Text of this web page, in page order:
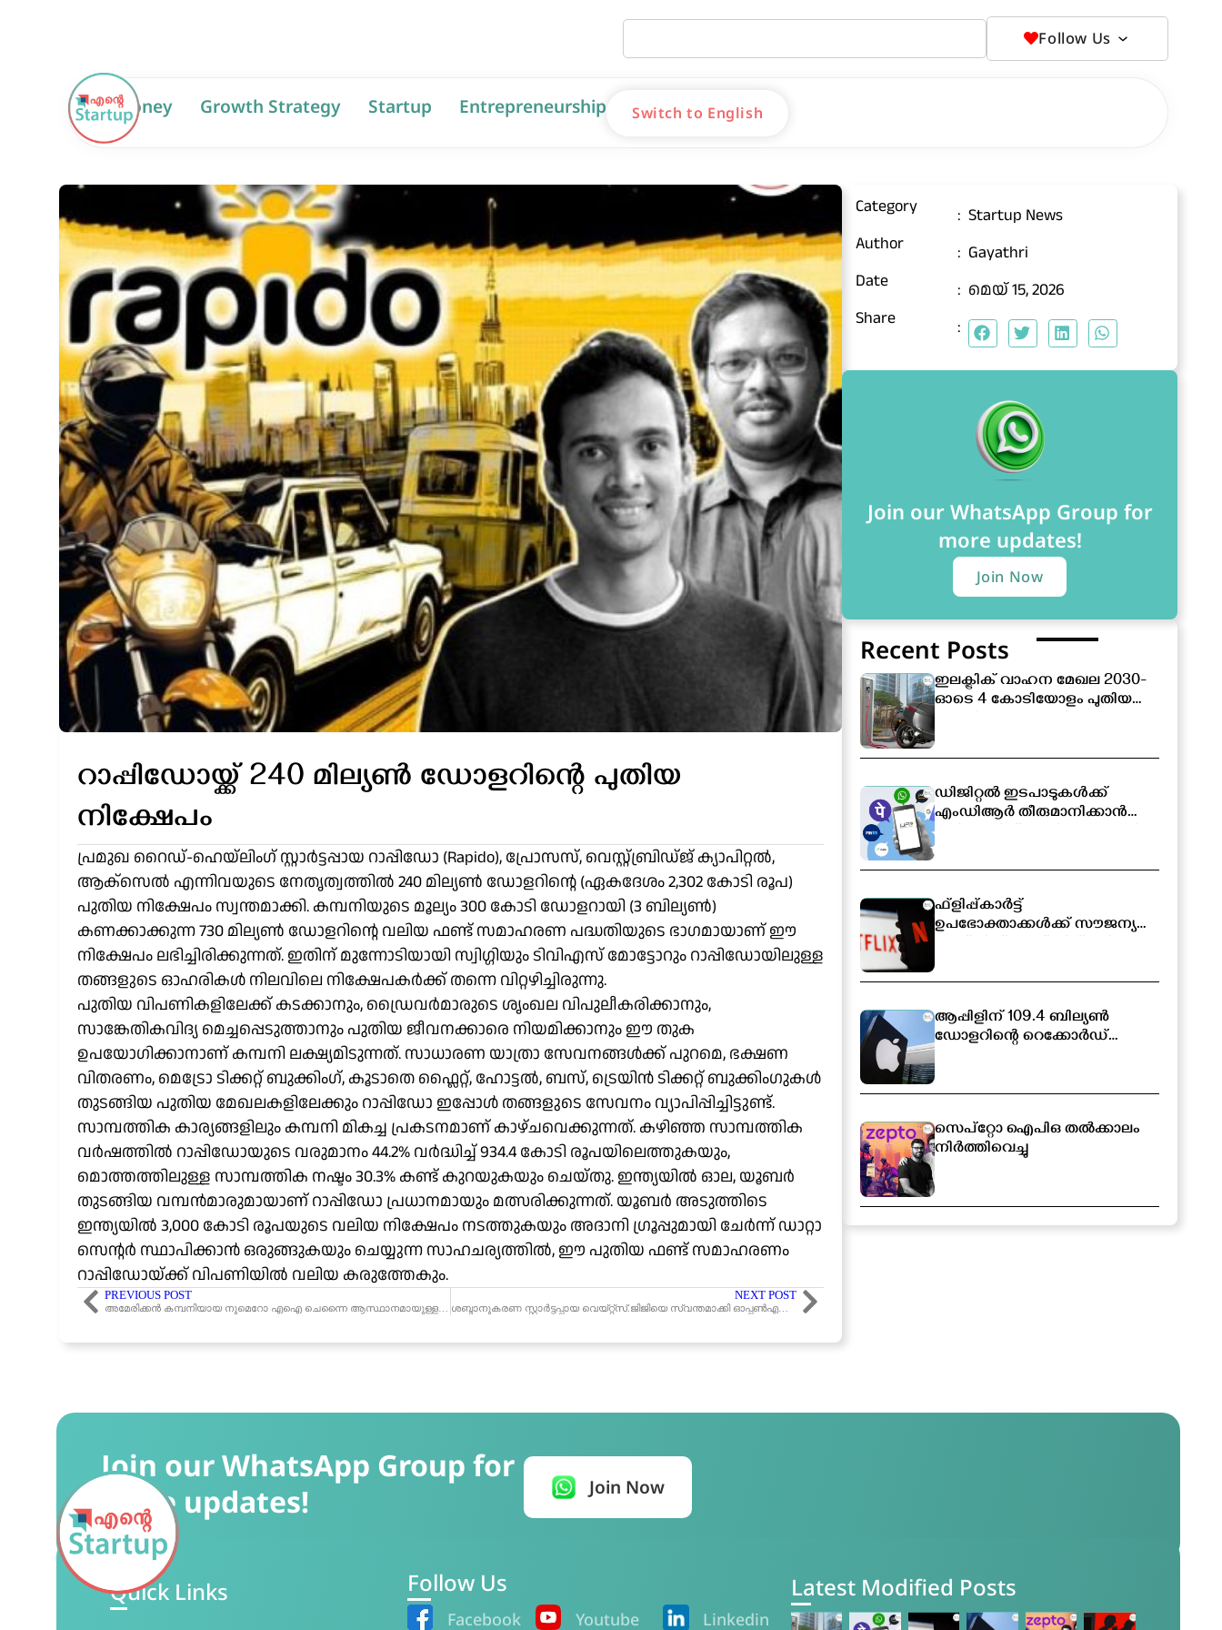
Follow Us
AI Money Growth Strategy Startup Entrepreneurship Switch to English
റാപ്പിഡോയ്ക്ക് 240 മില്യൺ ഡോളറിന്റെ പുതിയ
നിക്ഷേപം
പ്രമുഖ റൈഡ്-ഹെയ്‌ലിംഗ് സ്റ്റാർട്ടപ്പായ റാപ്പിഡോ (Rapido), പ്രോസസ്, വെസ്റ്റ്ബ്രിഡ്ജ് ക്യാപിറ്റൽ,
ആക്സെൽ എന്നിവയുടെ നേതൃത്വത്തിൽ 240 മില്യൺ ഡോളറിന്റെ (ഏകദേശം 2,302 കോടി രൂപ)
പുതിയ നിക്ഷേപം സ്വന്തമാക്കി. കമ്പനിയുടെ മൂല്യം 300 കോടി ഡോളറായി (3 ബില്യൺ)
കണക്കാക്കുന്ന 730 മില്യൺ ഡോളറിന്റെ വലിയ ഫണ്ട് സമാഹരണ പദ്ധതിയുടെ ഭാഗമായാണ് ഈ
നിക്ഷേപം ലഭിച്ചിരിക്കുന്നത്. ഇതിന് മുന്നോടിയായി സ്വിഗ്ഗിയും ടിവിഎസ് മോട്ടോറും റാപ്പിഡോയിലുള്ള
തങ്ങളുടെ ഓഹരികൾ നിലവിലെ നിക്ഷേപകർക്ക് തന്നെ വിറ്റഴിച്ചിരുന്നു.
പുതിയ വിപണികളിലേക്ക് കടക്കാനും, ഡ്രൈവർമാരുടെ ശൃംഖല വിപുലീകരിക്കാനും,
സാങ്കേതികവിദ്യ മെച്ചപ്പെടുത്താനും പുതിയ ജീവനക്കാരെ നിയമിക്കാനും ഈ തുക
ഉപയോഗിക്കാനാണ് കമ്പനി ലക്ഷ്യമിടുന്നത്. സാധാരണ യാത്രാ സേവനങ്ങൾക്ക് പുറമെ, ഭക്ഷണ
വിതരണം, മെട്രോ ടിക്കറ്റ് ബുക്കിംഗ്, കൂടാതെ ഫ്ലൈറ്റ്, ഹോട്ടൽ, ബസ്, ട്രെയിൻ ടിക്കറ്റ് ബുക്കിംഗുകൾ
തുടങ്ങിയ പുതിയ മേഖലകളിലേക്കും റാപ്പിഡോ ഇപ്പോൾ തങ്ങളുടെ സേവനം വ്യാപിപ്പിച്ചിട്ടുണ്ട്.
സാമ്പത്തിക കാര്യങ്ങളിലും കമ്പനി മികച്ച പ്രകടനമാണ് കാഴ്ചവെക്കുന്നത്. കഴിഞ്ഞ സാമ്പത്തിക
വർഷത്തിൽ റാപ്പിഡോയുടെ വരുമാനം 44.2% വർദ്ധിച്ച് 934.4 കോടി രൂപയിലെത്തുകയും,
മൊത്തത്തിലുള്ള സാമ്പത്തിക നഷ്ടം 30.3% കണ്ട് കുറയുകയും ചെയ്തു. ഇന്ത്യയിൽ ഓല, യൂബർ
തുടങ്ങിയ വമ്പൻമാരുമായാണ് റാപ്പിഡോ പ്രധാനമായും മത്സരിക്കുന്നത്. യൂബർ അടുത്തിടെ
ഇന്ത്യയിൽ 3,000 കോടി രൂപയുടെ വലിയ നിക്ഷേപം നടത്തുകയും അദാനി ഗ്രൂപ്പുമായി ചേർന്ന് ഡാറ്റാ
സെന്റർ സ്ഥാപിക്കാൻ ഒരുങ്ങുകയും ചെയ്യുന്ന സാഹചര്യത്തിൽ, ഈ പുതിയ ഫണ്ട് സമാഹരണം
റാപ്പിഡോയ്ക്ക് വിപണിയിൽ വലിയ കരുത്തേകും.
PREVIOUS POST NEXT POST
ശബ്ദാനുകരണ സ്റ്റാർട്ടപ്പായ വെയ്റ്റ്‌സ്.ജിജിയെ സ്വന്തമാക്കി ഓപ്പൺഎഐ
Category : Startup News
Author
: Gayathri
Date
: മെയ്‌ 15, 2026
Share
:
Join our WhatsApp Group for
more updates!
Join Now
Recent Posts
ഇലക്ട്രിക് വാഹന മേഖല 2030-
ഓടെ 4 കോടിയോളം പുതിയ
ഡിജിറ്റൽ ഇടപാടുകൾക്ക്
എംഡിആർ തീരുമാനിക്കാൻ
ഫ്ളിപ്പ്കാർട്ട്
ഉപഭോക്താക്കൾക്ക് സൗജന്യ
ആപ്പിളിന് 109.4 ബില്യൺ
ഡോളറിന്റെ റെക്കോർഡ്
സെപ്റ്റോ ഐപിഒ തൽക്കാലം
നിർത്തിവെച്ചു
Join our WhatsApp Group for
more updates!
Join Now
Quick Links Follow Us
Facebook Youtube Linkedin
Latest Modified Posts